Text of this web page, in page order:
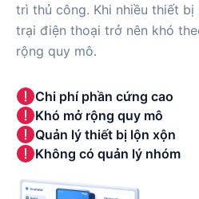
trì thủ công. Khi nhiều thiết
trại điện thoại trở nên khó
rộng quy mô.
Chi phí phần cứng cao
Khó mở rộng quy mô
Quản lý thiết bị lộn xộn
Không có quản lý nhóm